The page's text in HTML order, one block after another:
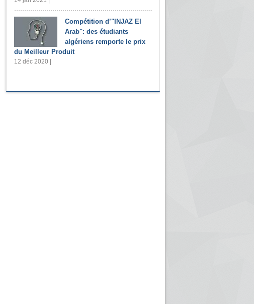
Compétition d’"INJAZ El
Arab": des étudiants
algériens remporte le prix
du Meilleur Produit
12 déc 2020 |